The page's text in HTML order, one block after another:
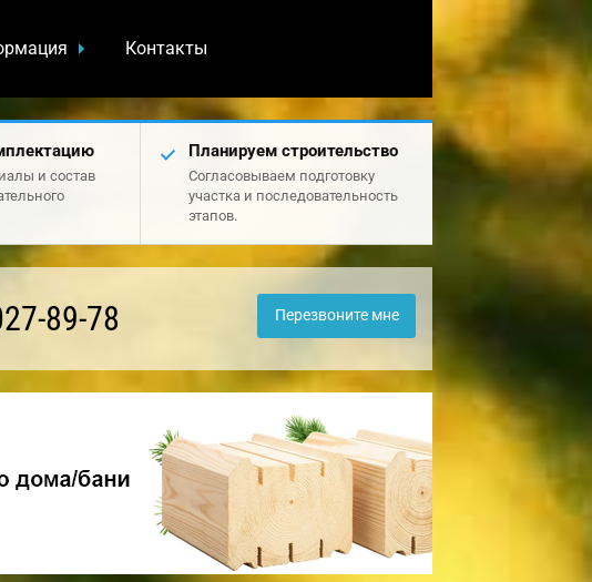
Контакты
и состав
Планируем строительство
Согласовываем подготовку
участка и последовательность
этапов.
89-78 Перезвоните мне